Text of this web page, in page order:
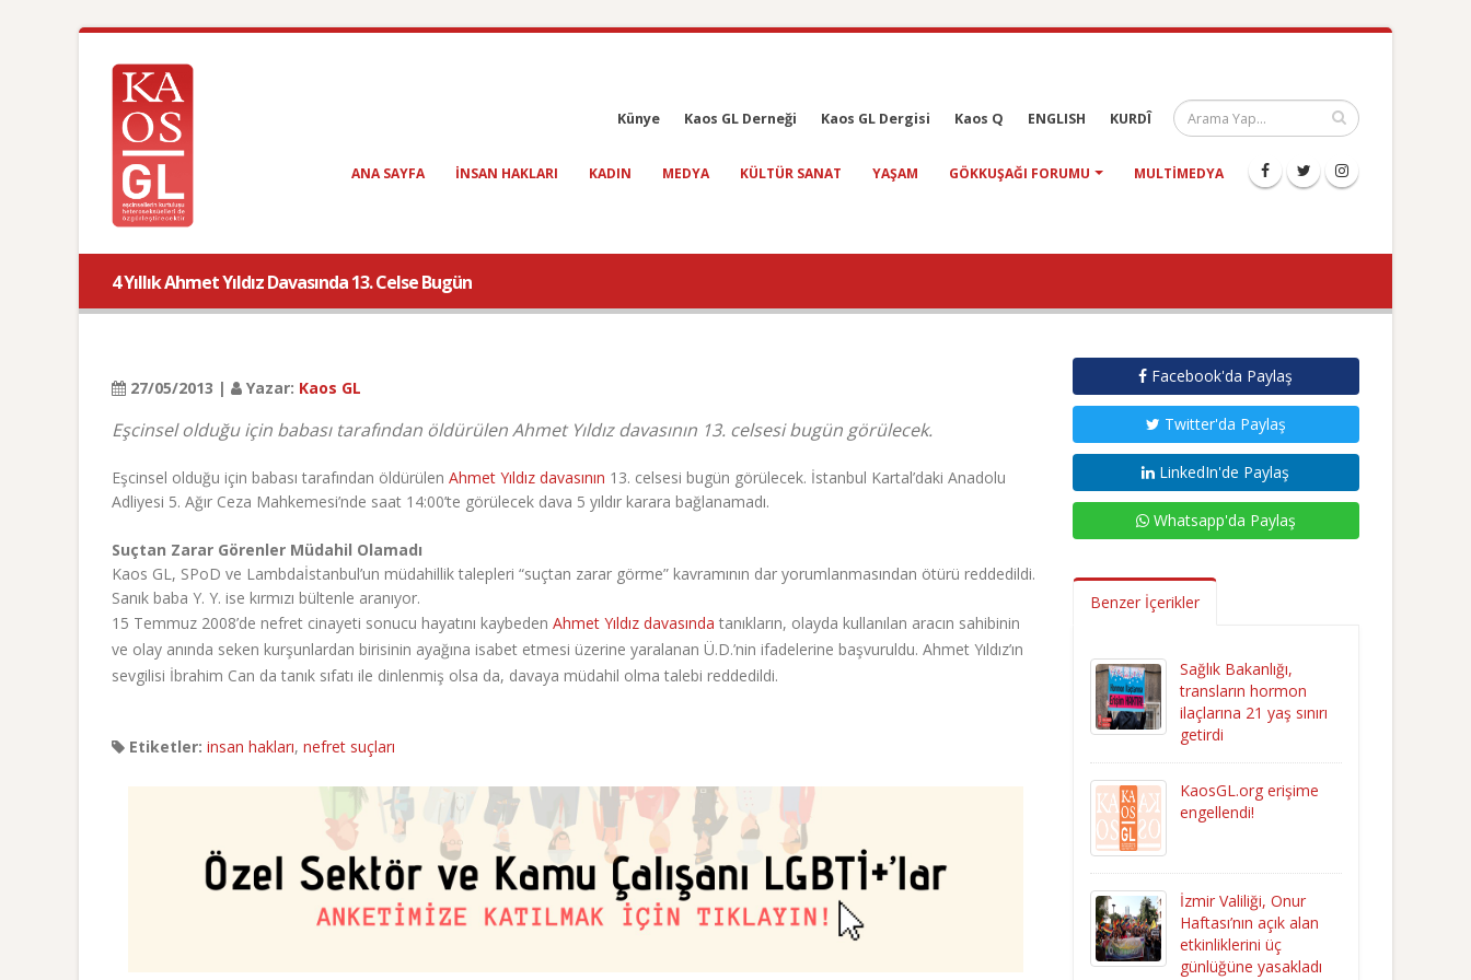
Künye Kaos GL Derneği Kaos GL Dergisi Kaos Q ENGLISH KURDÎ
ANA SAYFA INSAN HAKLARI KADIN MEDYA KÜLTÜR SANAT YAŞAM GÖKKUŞAĞI FORUMU MULTIMEDYA
4 Yıllık Ahmet Yıldız Davasında 13. Celse Bugün
27/05/2013 | Yazar: Kaos GL
Eşcinsel olduğu için babası tarafından öldürülen Ahmet Yıldız davasının 13. celsesi bugün görülecek.
Eşcinsel olduğu için babası tarafından öldürülen Ahmet Yıldız davasının 13. celsesi bugün görülecek. İstanbul Kartal’daki Anadolu
Adliyesi 5. Ağır Ceza Mahkemesi’nde saat 14:00’te görülecek dava 5 yıldır karara bağlanamadı.
Suçtan Zarar Görenler Müdahil Olamadı
Kaos GL, SPoD ve Lambdaİstanbul’un müdahillik talepleri “suçtan zarar görme” kavramının dar yorumlanmasından ötürü reddedildi.
Sanık baba Y. Y. ise kırmızı bültenle aranıyor.
15 Temmuz 2008’de nefret cinayeti sonucu hayatını kaybeden Ahmet Yıldız davasında tanıkların, olayda kullanılan aracın sahibinin
ve olay anında seken kurşunlardan birisinin ayağına isabet etmesi üzerine yaralanan Ü.D.’nin ifadelerine başvuruldu. Ahmet Yıldız’ın
sevgilisi İbrahim Can da tanık sıfatı ile dinlenmiş olsa da, davaya müdahil olma talebi reddedildi.
Etiketler: insan hakları, nefret suçları
Facebook'da Paylaş
Twitter'da Paylaş
LinkedIn'de Paylaş
Whatsapp'da Paylaş
Benzer İçerikler
Sağlık Bakanlığı,
transların hormon
ilaçlarına 21 yaş sınırı
getirdi
KaosGL.org erişime
engellendi!
İzmir Valiliği, Onur
Haftası’nın açık alan
etkinliklerini üç
günlüğüne yasakladı